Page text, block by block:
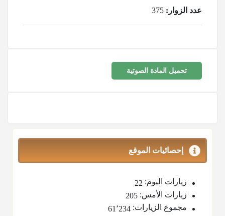
عدد الزوار: 375
تحميل المادة الصوتية
إحصائيات الموقع
زيارات اليوم: 22
زيارات الأمس: 205
مجموع الزيارات: 61٬234